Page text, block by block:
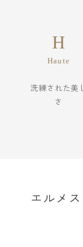
H
Haute
洗練された美
さ
エルメ